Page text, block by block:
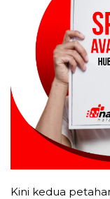
Kini kedua